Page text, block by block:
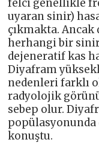
felci genellikle
uyaran sinir)
çıkmakta.
herhangi bir
dejeneratif kas
Diyafram
nedenleri farklı
radyolojik
sebep olur.
popülasyonunda
konuştu.